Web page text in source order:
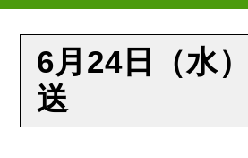
6月24日（水
送